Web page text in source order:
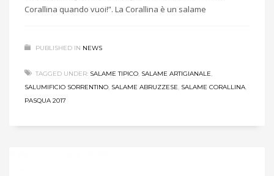
Corallina quando vuoi!”. La Corallina è un salame
PUBLISHED IN NEWS
TAGGED UNDER: SALAME TIPICO, SALAME ARTIGIANALE,
SALUMIFICIO SORRENTINO, SALAME ABRUZZESE, SALAME CORALLINA,
PASQUA 2017